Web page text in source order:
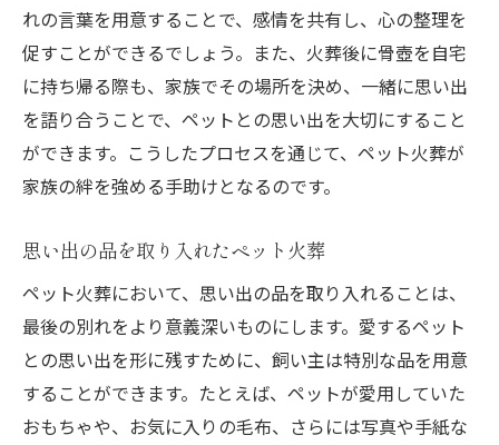
れの言葉を用意することで、感情を共有し、心の整理を
促すことができるでしょう。また、火葬後に骨壺を自宅
に持ち帰る際も、家族でその場所を決め、一緒に思い出
を語り合うことで、ペットとの思い出を大切にすること
ができます。こうしたプロセスを通じて、ペット火葬が
家族の絆を強める手助けとなるのです。
思い出の品を取り入れたペット火葬
ペット火葬において、思い出の品を取り入れることは、
最後の別れをより意義深いものにします。愛するペット
との思い出を形に残すために、飼い主は特別な品を用意
することができます。たとえば、ペットが愛用していた
おもちゃや、お気に入りの毛布、さらには写真や手紙な